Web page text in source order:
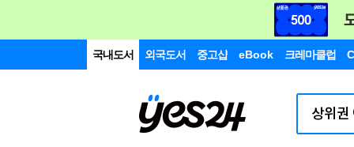
국내도서 외국도서 중고샵 eBook 크레마클럽